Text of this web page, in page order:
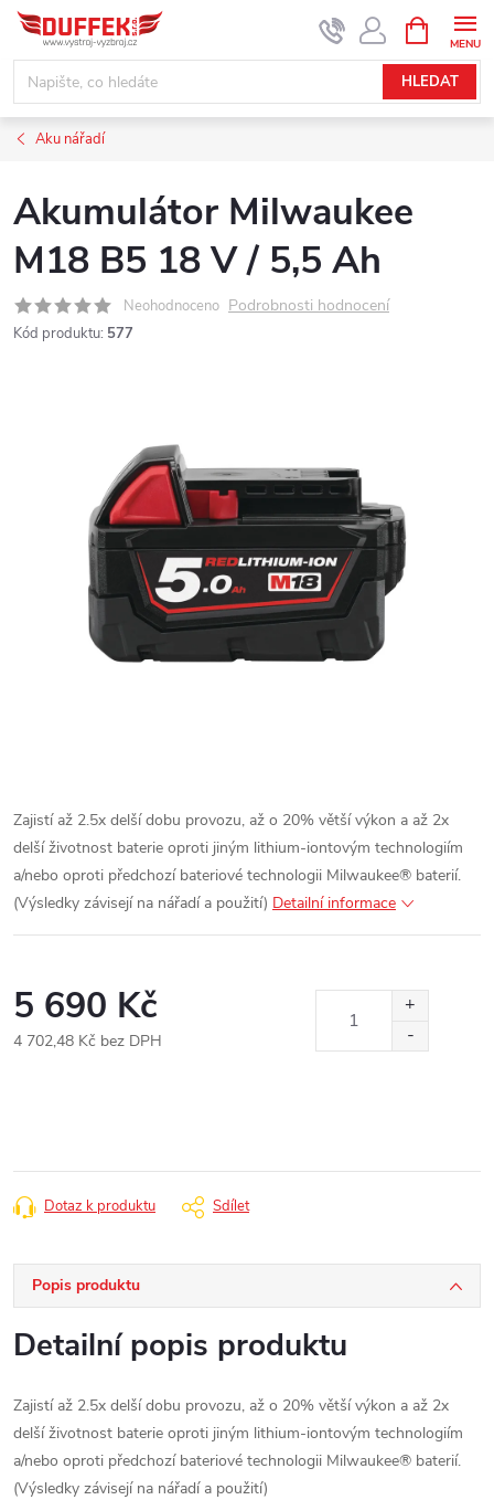
Přejít
obsah
HLEDAT
NÁKUPNÍ
KOŠÍK
Aku nářadí
Akumulátor Milwaukee
M18 B5 18 V / 5,5 Ah
Neohodnoceno Podrobnosti hodnocení
Kód produktu: 577
Zajistí až 2.5x delší dobu provozu, až o 20% větší výkon a až 2x
delší životnost baterie oproti jiným lithium-iontovým technologiím
a/nebo oproti předchozí bateriové technologii Milwaukee® baterií.
(Výsledky závisejí na nářadí a použití) Detailní informace
5 690 Kč
4 702,48 Kč bez DPH
Dotaz k produktu Sdílet
Popis produktu
Detailní popis produktu
Zajistí až 2.5x delší dobu provozu, až o 20% větší výkon a až 2x
delší životnost baterie oproti jiným lithium-iontovým technologiím
a/nebo oproti předchozí bateriové technologii Milwaukee® baterií.
(Výsledky závisejí na nářadí a použití)